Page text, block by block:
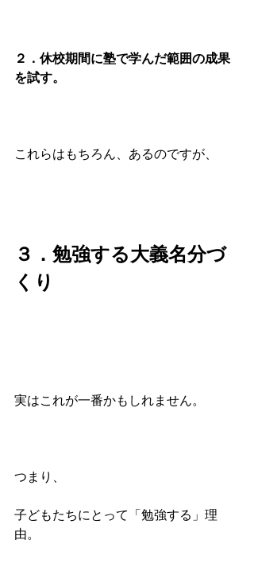
２．休校期間に塾で学んだ範囲の成果
を試す。
これらはもちろん、あるのですが、
３．勉強する大義名分づ
くり
実はこれが一番かもしれません。
つまり、
子どもたちにとって「勉強する」理
由。